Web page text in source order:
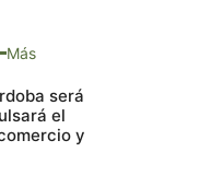
Más
será
el
y